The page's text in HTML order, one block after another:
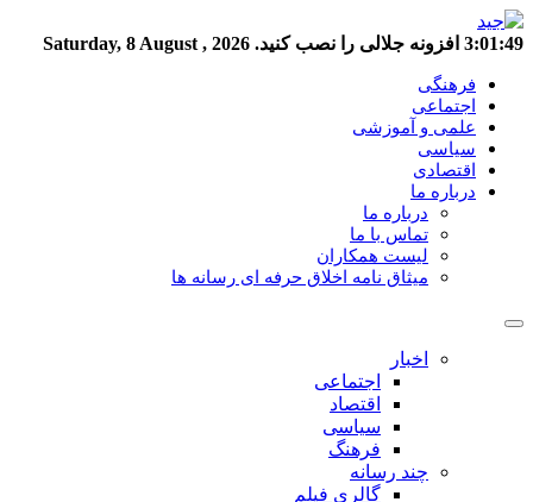
3:01:49 افزونه جلالی را نصب کنید. Saturday, 8 August , 2026
فرهنگی
اجتماعی
علمی و آموزشی
سیاسی
اقتصادی
درباره ما
درباره ما
تماس با ما
لیست همکاران
میثاق نامه اخلاق حرفه ای رسانه ها
اخبار
اجتماعی
اقتصاد
سیاسی
فرهنگ
چند رسانه
گالری فیلم